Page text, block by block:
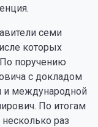
семи
которых
поручению
с докладом
и международной
По итогам
раз